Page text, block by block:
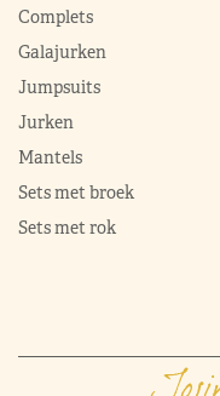
Complets
Galajurken
Jumpsuits
Jurken
Mantels
Sets met broek
Sets met rok